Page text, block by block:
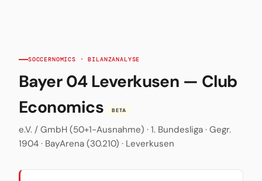
SOCCERNOMICS · BILANZANALYSE
Bayer 04 Leverkusen — Club
Economics
BETA
e.V. / GmbH (50+1-Ausnahme) · 1. Bundesliga · Gegr.
1904 · BayArena (30.210) · Leverkusen